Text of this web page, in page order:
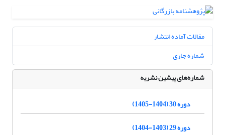
مقالات آماده انتشار
شماره جاری
شماره‌های پیشین نشریه
دوره 30 (1404-1405)
دوره 29 (1403-1404)